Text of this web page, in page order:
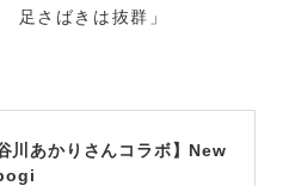
足さばきは抜群」
川あかりさんコラボ】New